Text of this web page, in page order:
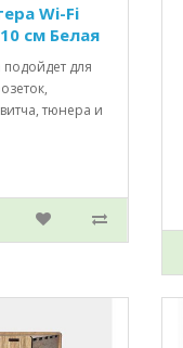
Wi-Fi
см Белая
для
тюнера и